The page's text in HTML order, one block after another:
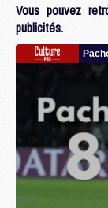
Vous pouvez
publicités.